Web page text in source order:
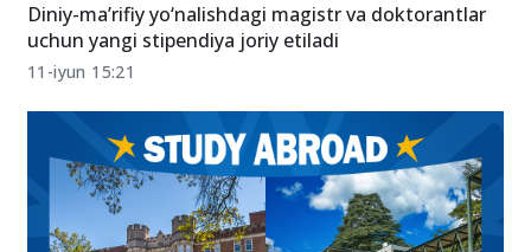
Diniy-ma’rifiy yo‘nalishdagi magistr va doktorantlar
uchun yangi stipendiya joriy etiladi
11-iyun 15:21